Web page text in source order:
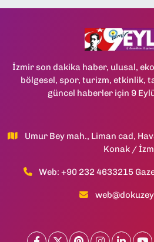
İzmir son dakika haber, ulusal,
bölgesel, spor, turizm, etkinlik,
güncel haberler için 9
Umur Bey mah., Liman cad,
Konak /
Web: +90 232 4633215